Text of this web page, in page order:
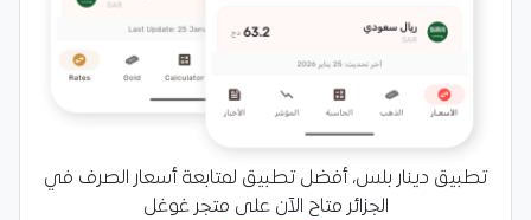
تطبيق دينار بلس، أفضل تطبيق لمتابعة أسعار الصرف في
الجزائر متاح الآن على متجر غوغل